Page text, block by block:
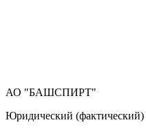
АО "БАШСПИРТ"
Юридический (фактический)